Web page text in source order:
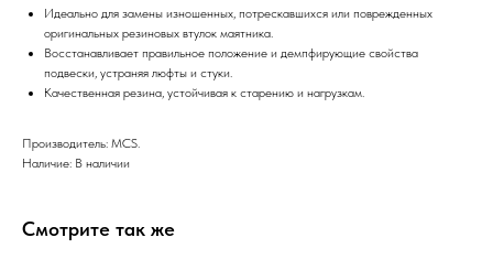
Идеально для замены изношенных, потрескавшихся или поврежденных
оригинальных резиновых втулок маятника.
Восстанавливает правильное положение и демпфирующие свойства
подвески, устраняя люфты и стуки.
Качественная резина, устойчивая к старению и нагрузкам.
Производитель: MCS.
Наличие: В наличии
Смотрите так же